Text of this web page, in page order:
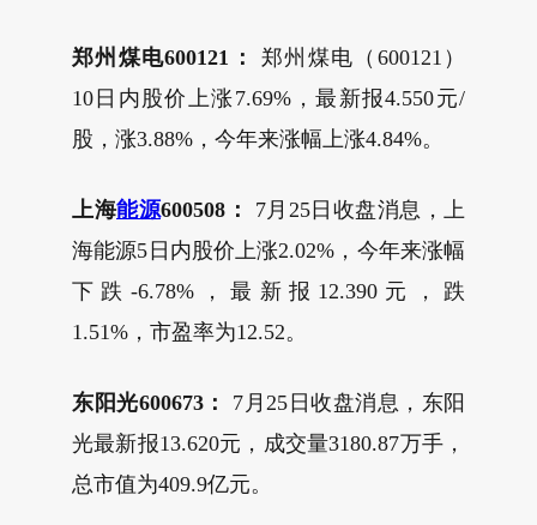
郑州煤电600121：
郑州煤电（600121）
10日内股价上涨7.69%，最新报4.550元/
股，涨3.88%，今年来涨幅上涨4.84%。
上海能源600508：
7月25日收盘消息，上
海能源5日内股价上涨2.02%，今年来涨幅
下跌-6.78%，最新报12.390元，跌
1.51%，市盈率为12.52。
东阳光600673：
7月25日收盘消息，东阳
光最新报13.620元，成交量3180.87万手，
总市值为409.9亿元。